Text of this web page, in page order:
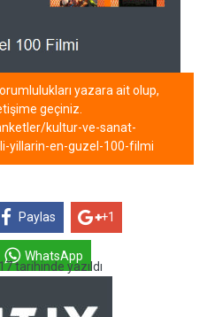
yazara ait olup,
geçiniz.
kultur-ve-sanat-
yillarin-en-guzel-100-filmi
Paylas +1
WhatsApp
tarihinde yazıldı